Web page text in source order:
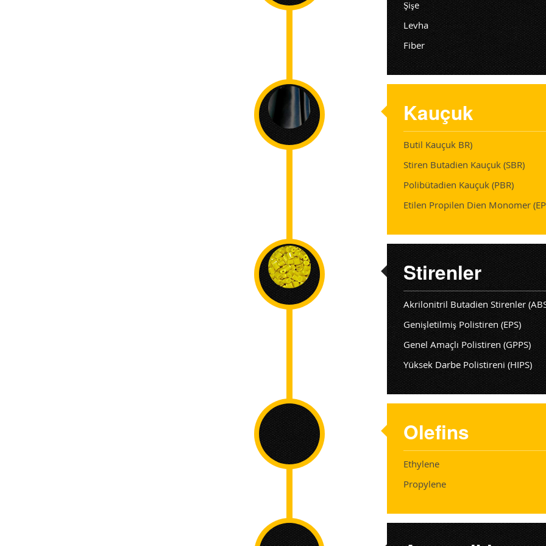
Şişe
Levha
Fiber
Kauçuk
Butil Kauçuk BR)
Stiren Butadien Kauçuk (SBR)
Polibütadien Kauçuk (PBR)
Etilen Propilen Dien Monomer
Stirenler
Akrilonitril Butadien Stirenler
Genişletilmiş Polistiren (EPS)
Genel Amaçlı Polistiren (GPPS)
Yüksek Darbe Polistireni (HIPS)
Olefins
Ethylene
Propylene